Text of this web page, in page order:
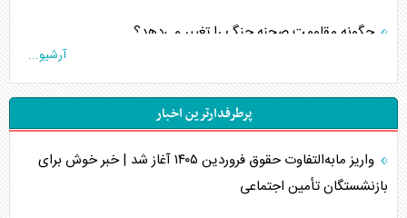
چگونه مقاومت صحنه جنگ را تغییر می‌دهد؟
تحلیل جامع پدیده تراستی‌ها
تأثیر جنگ ایران و آمریکا بر اقتصاد جهانی
آرشیو...
پرطرفدارترین اخبار
واریز مابه‌التفاوت حقوق فروردین ۱۴۰۵ آغاز شد | خبر خوش برای
بازنشستگان تأمین اجتماعی